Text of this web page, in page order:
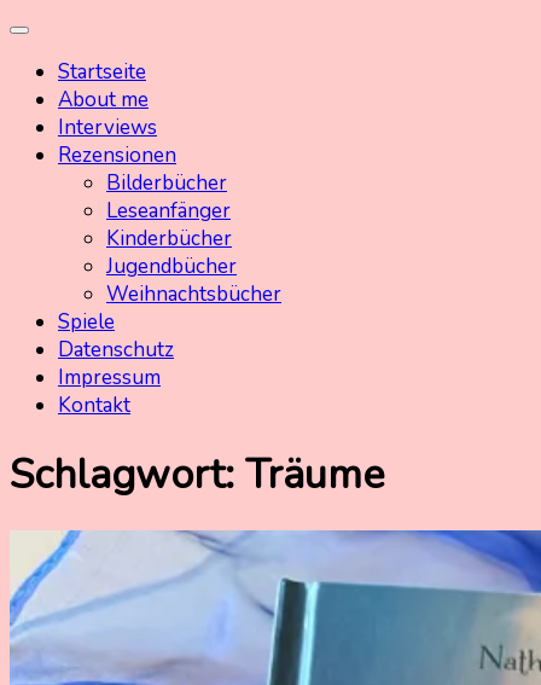
Skip
contentStartseite
About me
Interviews
Rezensionen
Bilderbücher
Leseanfänger
Kinderbücher
Jugendbücher
Weihnachtsbücher
Spiele
Datenschutz
Impressum
Kontakt
Schlagwort:Träume